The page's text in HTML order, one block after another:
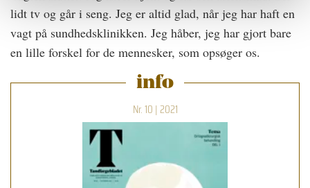
lidt tv og går i seng. Jeg er altid glad, når jeg har haft en
vagt på sundhedsklinikken. Jeg håber, jeg har gjort bare
en lille forskel for de mennesker, som opsøger os.
info
Nr. 10 | 2021